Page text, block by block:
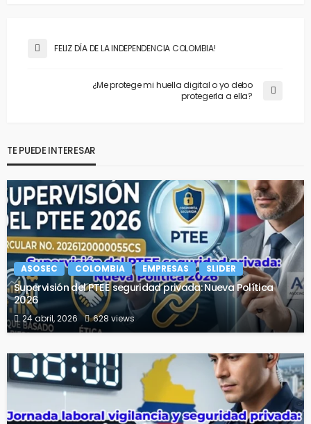
FELIZ DÍA DE LA INDEPENDENCIA COLOMBIA!
¿Me protege mi huella digital o yo debo
protegerla a ella?
TE PUEDE INTERESAR
ASOSEC COLOMBIA EMPRESAS SLIDER
Supervisión del PTEE seguridad privada: Nueva Política
2026
24 abril, 2026 628 views